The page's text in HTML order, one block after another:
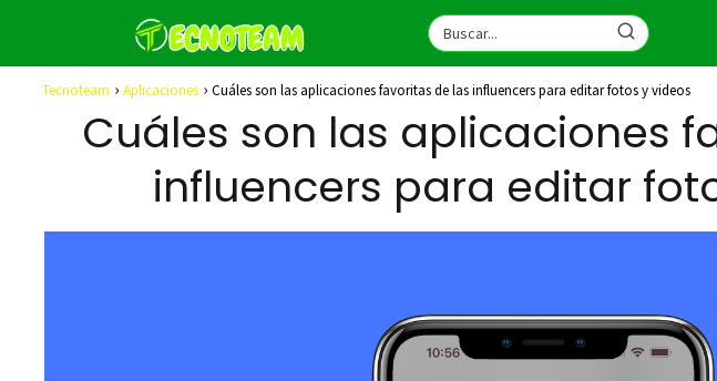
Tecnoteam Aplicaciones Cuáles son las aplicaciones favoritas de las influencers para editar fotos y videos
Cuáles son las aplicaciones
influencers para editar